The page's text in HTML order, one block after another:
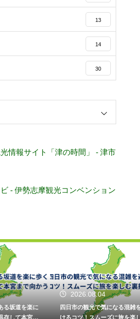
13
14
30
情報サイト「津の時間」 - 津市
- 伊勢志摩観光コンベンション
を楽に
2026.08.04
四日市の観光で気になる混雑を避